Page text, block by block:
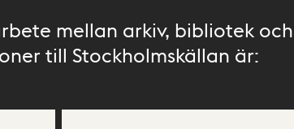
mellan arkiv, bibliotek
till Stockholmskällan är: